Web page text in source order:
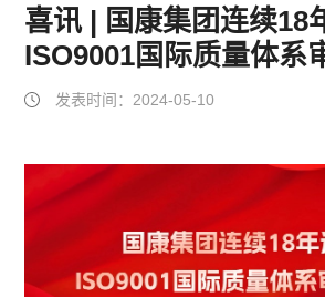
面向会员
面向企业
关于我们
喜讯 | 国康集团连续18
ISO9001国际质量体系
发表时间：2024-05-10